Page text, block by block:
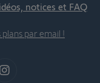
notices et FAQ
par email !